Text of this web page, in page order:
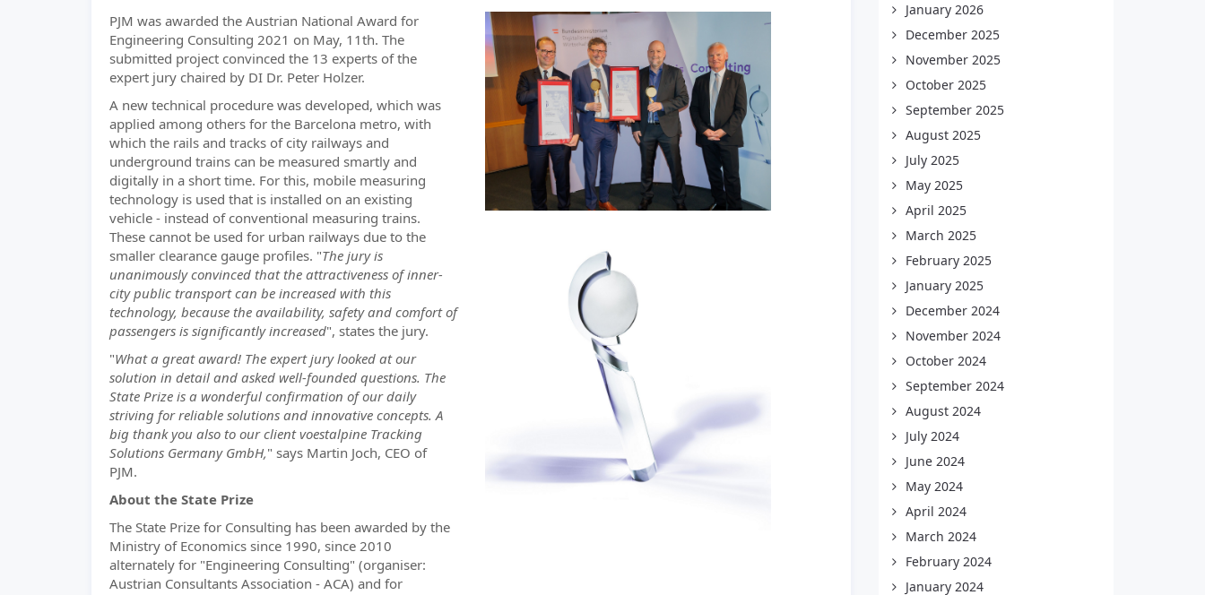
PJM was awarded the Austrian National Award for
Engineering Consulting 2021 on May, 11th. The
submitted project convinced the 13 experts of the
expert jury chaired by DI Dr. Peter Holzer.
A new technical procedure was developed, which was
applied among others for the Barcelona metro, with
which the rails and tracks of city railways and
underground trains can be measured smartly and
digitally in a short time. For this, mobile measuring
technology is used that is installed on an existing
vehicle - instead of conventional measuring trains.
These cannot be used for urban railways due to the
smaller clearance gauge profiles. "The jury is
unanimously convinced that the attractiveness of inner-
city public transport can be increased with this
technology, because the availability, safety and comfort of
passengers is significantly increased", states the jury.
"What a great award! The expert jury looked at our
solution in detail and asked well-founded questions. The
State Prize is a wonderful confirmation of our daily
striving for reliable solutions and innovative concepts. A
big thank you also to our client voestalpine Tracking
Solutions Germany GmbH," says Martin Joch, CEO of
PJM.
About the State Prize
The State Prize for Consulting has been awarded by the
Ministry of Economics since 1990, since 2010
alternately for "Engineering Consulting" (organiser:
Austrian Consultants Association - ACA) and for
January 2026
December 2025
November 2025
October 2025
September 2025
August 2025
July 2025
May 2025
April 2025
March 2025
February 2025
January 2025
December 2024
November 2024
October 2024
September 2024
August 2024
July 2024
June 2024
May 2024
April 2024
March 2024
February 2024
January 2024